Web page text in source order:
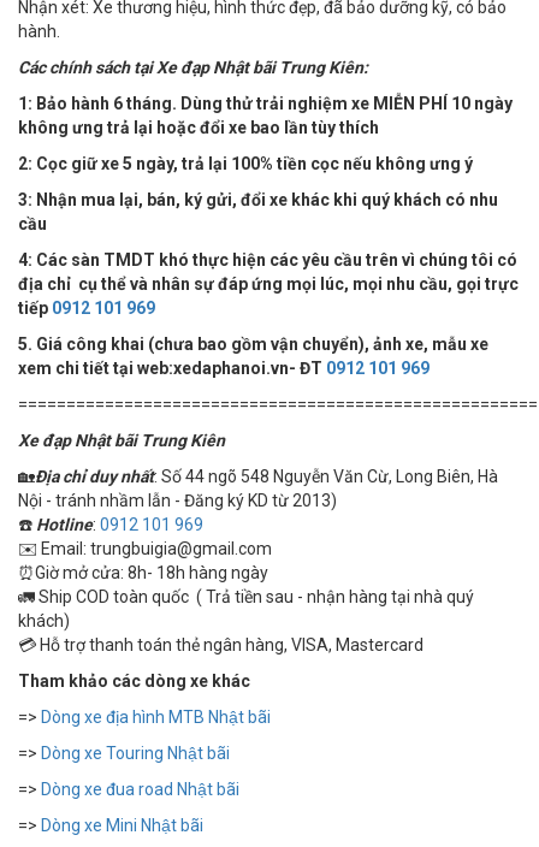
Nhận xét: Xe thương hiệu, hình thức đẹp, đã bảo dưỡng kỹ, có bảo
hành.
Các chính sách tại Xe đạp Nhật bãi Trung Kiên:
1: Bảo hành 6 tháng. Dùng thử trải nghiệm xe MIỄN PHÍ 10 ngày
không ưng trả lại hoặc đổi xe bao lần tùy thích
2: Cọc giữ xe 5 ngày, trả lại 100% tiền cọc nếu không ưng ý
3: Nhận mua lại, bán, ký gửi, đổi xe khác khi quý khách có nhu
cầu
4: Các sàn TMDT khó thực hiện các yêu cầu trên vì chúng tôi có
địa chỉ cụ thể và nhân sự đáp ứng mọi lúc, mọi nhu cầu, gọi trực
tiếp 0912 101 969
5. Giá công khai (chưa bao gồm vận chuyển), ảnh xe, mẫu xe
xem chi tiết tại web:xedaphanoi.vn- ĐT 0912 101 969
Xe đạp Nhật bãi Trung Kiên
🏡Địa chỉ duy nhất: Số 44 ngõ 548 Nguyễn Văn Cừ, Long Biên, Hà
Nội - tránh nhầm lẫn - Đăng ký KD từ 2013)
☎️ Hotline: 0912 101 969
✉️ Email: trungbuigia@gmail.com
⏰Giờ mở cửa: 8h- 18h hàng ngày
🚛 Ship COD toàn quốc ( Trả tiền sau - nhận hàng tại nhà quý
khách)
💳 Hỗ trợ thanh toán thẻ ngân hàng, VISA, Mastercard
Tham khảo các dòng xe khác
=> Dòng xe địa hình MTB Nhật bãi
=> Dòng xe Touring Nhật bãi
=> Dòng xe đua road Nhật bãi
=> Dòng xe Mini Nhật bãi